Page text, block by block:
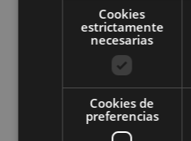
Acolchado Impermeable
Mommata
Ver precio
COMPRAR
Cookies
estrictamente
necesarias
Cookies de
preferencias